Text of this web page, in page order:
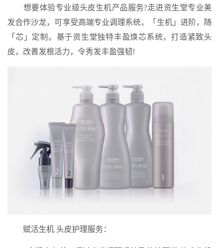
想要体验专业级头皮生机产品服务?走进资生堂专业美
发合作沙龙，可享受高端专业调理系统，「生机」进阶，随
「芯」定制。基于资生堂独特丰盈焕芯系统，打造紧致头
皮，改善发根活力，令秀发丰盈强韧!
赋活生机 头皮护理服务：